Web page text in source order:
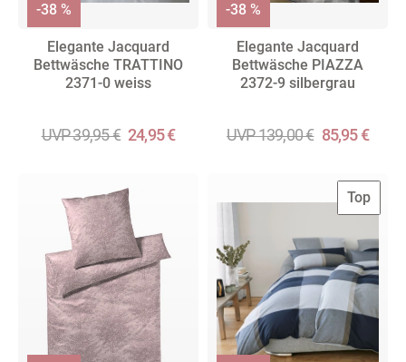
Elegante Jacquard
Bettwäsche TRATTINO
2371-0 weiss
UVP 39,95 € 24,95 €
-38 %
Elegante Jacquard
Bettwäsche PIAZZA
2372-9 silbergrau
UVP 139,00 € 85,95 €
-38 %
Top